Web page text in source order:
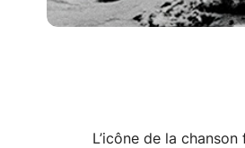
L’icône de la